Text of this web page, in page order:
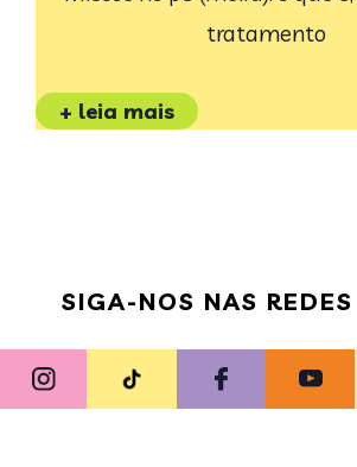
tratamento
+ leia mais
SIGA-NOS NAS